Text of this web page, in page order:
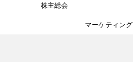
株主総会
マーケティング